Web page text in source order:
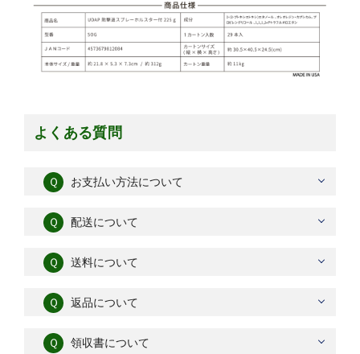
よくある質問
Ｑ お支払い方法について
Ｑ 配送について
Ｑ 送料について
Ｑ 返品について
Ｑ 領収書について